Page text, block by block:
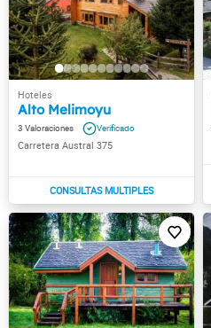
Alto Melimoyu
3
Carretera Austral 375